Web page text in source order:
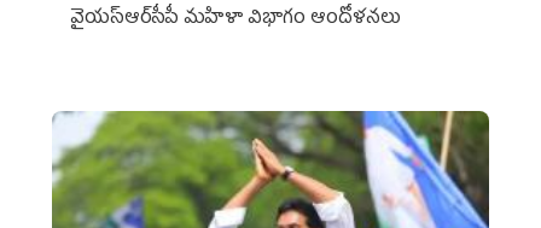
వైయ‌స్ఆర్‌సీపీ మహిళా విభాగం ఆందోళనలు